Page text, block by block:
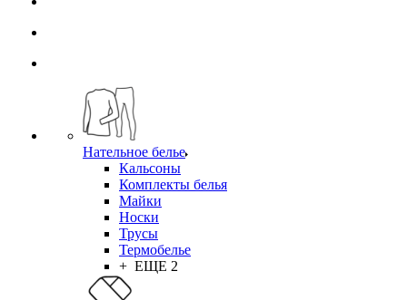
Нательное белье
Кальсоны
Комплекты белья
Майки
Носки
Трусы
Термобелье
+ ЕЩЕ 2